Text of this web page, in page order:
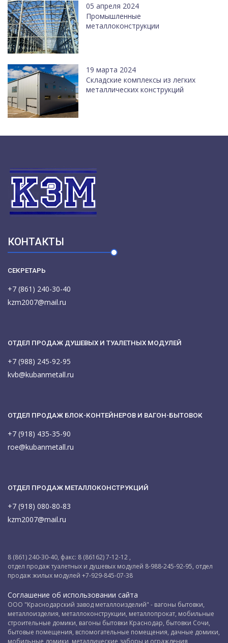
05 апреля 2024
Промышленные
металлоконструкции
19 марта 2024
Cкладские комплексы из легких
металлических конструкций
КОНТАКТЫ
СЕКРЕТАРЬ
+7 (861) 240-30-40
kzm2007@mail.ru
ОТДЕЛ ПРОДАЖ ДУШЕВЫХ И ТУАЛЕТНЫХ МОДУЛЕЙ
+7 (988) 245-92-95
kvb@kubanmetall.ru
ОТДЕЛ ПРОДАЖ БЛОК-КОНТЕЙНЕРОВ И ВАГОН-БЫТОВОК
+7 (918) 435-35-90
roe@kubanmetall.ru
ОТДЕЛ ПРОДАЖ МЕТАЛЛОКОНСТРУКЦИЙ
+7 (918) 080-80-83
kzm2007@mail.ru
8 (861) 240-30-40, факс: 8 (86162) 7-12-12 ,
отдел продаж туалетных и душевых модулей 8-988-245-92-95, отдел
продаж жилых модулей +7-929-845-07-38
Соглашение об использовании сайта
ООО "Краснодарский завод металлоизделий" - вагоны бытовки,
металлоизделия, металлоконструкции, металлопрокат, мобильные
строительные домики, вагоны бытовки Краснодар, бытовки Сочи,
бытовые помещения, вспомогательные помещения, дачные домики,
мобильные домики, металлические заборы и ограждения